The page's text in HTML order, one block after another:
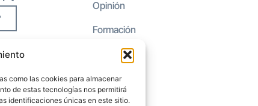
como las cookies para almacenar
de estas tecnologías nos permitirá
identificaciones únicas en este sitio.
Opinión
Formación